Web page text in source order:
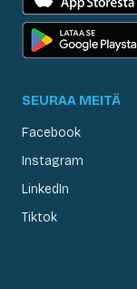
SEURAA MEITÄ
Facebook
Instagram
LinkedIn
Tiktok